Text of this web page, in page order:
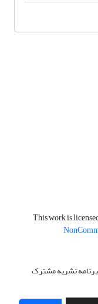
This work is
نشریه مشترک